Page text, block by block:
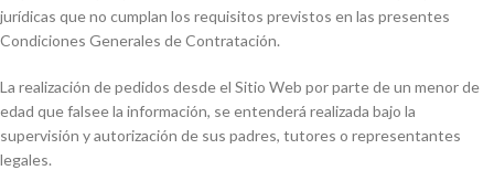
jurídicas que no cumplan los requisitos previstos en las presentes
Condiciones Generales de Contratación.
La realización de pedidos desde el Sitio Web por parte de un menor de
edad que falsee la información, se entenderá realizada bajo la
supervisión y autorización de sus padres, tutores o representantes
legales.